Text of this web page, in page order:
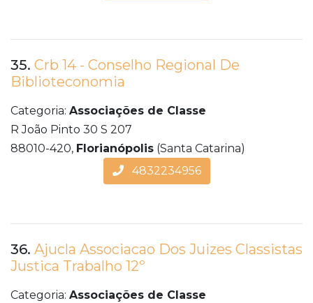
35. Crb 14 - Conselho Regional De
Biblioteconomia
Categoria: Associações de Classe
R João Pinto 30 S 207
88010-420, Florianópolis (Santa Catarina)
4832234956
36. Ajucla Associacao Dos Juizes Classistas
Justica Trabalho 12º
Categoria: Associações de Classe